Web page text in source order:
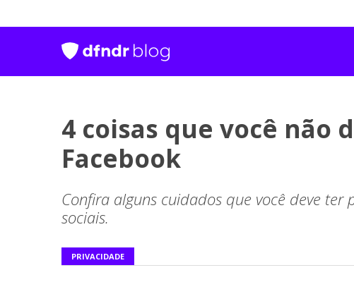
4 coisas que você não
Facebook
Confira alguns cuidados que você deve
sociais.
PRIVACIDADE